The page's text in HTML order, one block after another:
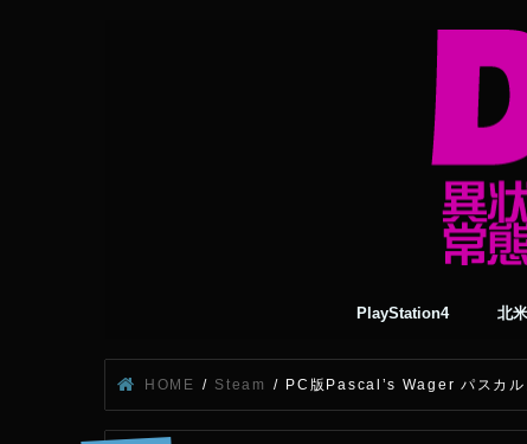
PlayStation4 北
HOME Steam PC版Pascal’s Wager パスカル